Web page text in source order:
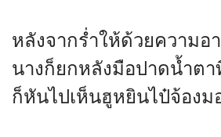
หลังจากร่ำให้ด้วยความ
นางก็ยกหลังมือปาดน้ำตา
ก็หันไปเห็นฮูหยินไป๋จ้องม